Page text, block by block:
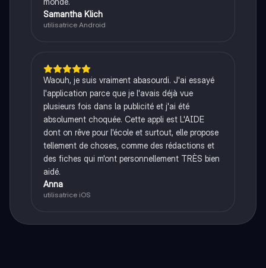
Samantha Klich
utilisatrice Android
Waouh, je suis vraiment abasourdi. J'ai essayé
l'application parce que je l'avais déjà vue
plusieurs fois dans la publicité et j'ai été
absolument choquée. Cette appli est L'AIDE
dont on rêve pour l'école et surtout, elle propose
tellement de choses, comme des rédactions et
des fiches qui m'ont personnellement TRÈS bien
aidé.
Anna
utilisatrice iOS